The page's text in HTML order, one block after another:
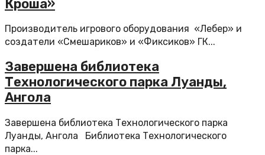
Кроша»
Производитель игрового оборудования «Лебер» и
создатели «Смешариков» и «Фиксиков» ГК...
Завершена библиотека
Технологического парка Луанды,
Ангола
Завершена библиотека Технологического парка
Луанды, Ангола Библиотека Технологического
парка...